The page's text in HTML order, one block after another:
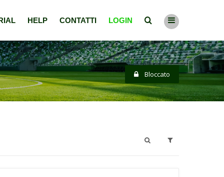
HELP CONTATTI LOGIN
Bloccato